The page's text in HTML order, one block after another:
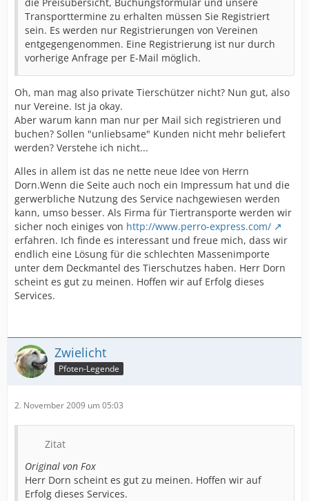
Transporttermine zu erhalten müssen Sie Registriert
sein. Es werden nur Registrierungen von Vereinen
entgegengenommen. Eine Registrierung ist nur durch
vorherige Anfrage per E-Mail möglich.
Oh, man mag also private Tierschützer nicht? Nun gut, also
nur Vereine. Ist ja okay.
Aber warum kann man nur per Mail sich registrieren und
buchen? Sollen "unliebsame" Kunden nicht mehr beliefert
werden? Verstehe ich nicht...
Alles in allem ist das ne nette neue Idee von Herrn
Dorn.Wenn die Seite auch noch ein Impressum hat und die
gerwerbliche Nutzung des Service nachgewiesen werden
kann, umso besser. Als Firma für Tiertransporte werden wir
sicher noch einiges von http://www.perro-express.com/
erfahren. Ich finde es interessant und freue mich, dass wir
endlich eine Lösung für die schlechten Massenimporte
unter dem Deckmantel des Tierschutzes haben. Herr Dorn
scheint es gut zu meinen. Hoffen wir auf Erfolg dieses
Services.
Zwielicht
Pfoten-Legende
2. November 2009 um 05:03
Zitat
Original von Fox
Herr Dorn scheint es gut zu meinen. Hoffen wir auf
Erfolg dieses Services.